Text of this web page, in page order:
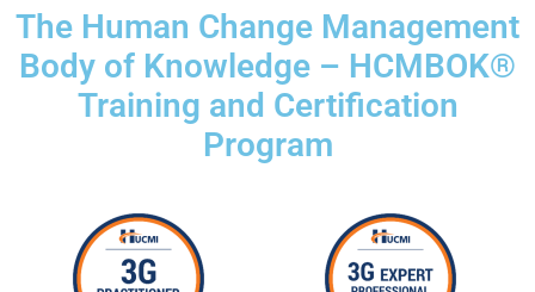
The Human Change Management
Body of Knowledge – HCMBOK®
Training and Certification
Program